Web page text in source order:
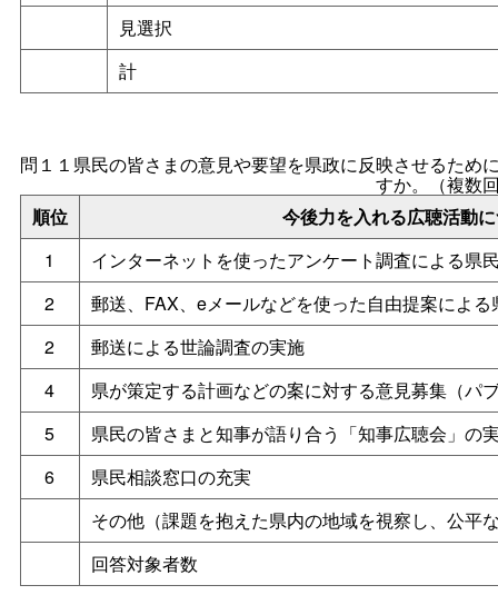
見選択
計
問１１県民の皆さまの意見や要望を県政に反映させるため
すか。（複数
順位
今後力を入れる広聴活動
1
インターネットを使ったアンケート調査による県
2
郵送、FAX、eメールなどを使った自由提案によ
2
郵送による世論調査の実施
4
県が策定する計画などの案に対する意見募集（パ
5
県民の皆さまと知事が語り合う「知事広聴会」の
6
県民相談窓口の充実
その他（課題を抱えた県内の地域を視察し、公平
回答対象者数